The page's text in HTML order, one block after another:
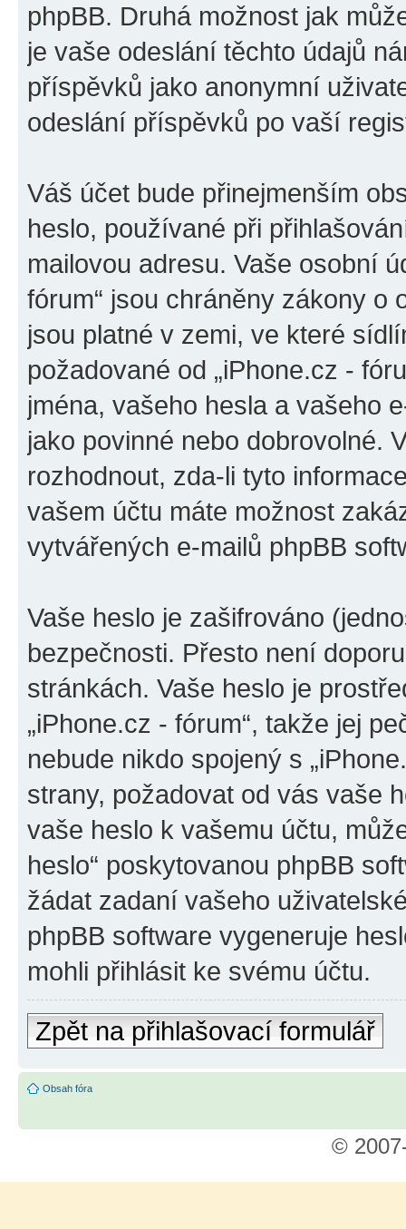
phpBB. Druhá možnost jak
je vaše odeslání těchto údajů
příspěvků jako anonymní
odeslání příspěvků po vaší
Váš účet bude přinejmenším
heslo, používané při
mailovou adresu. Vaše osobní
fórum“ jsou chráněny zákony o
jsou platné v zemi, ve které
požadované od „iPhone.cz -
jména, vašeho hesla a vašeho
jako povinné nebo dobrovolné.
rozhodnout, zda-li tyto
vašem účtu máte možnost
vytvářených e-mailů phpBB
Vaše heslo je zašifrováno
bezpečnosti. Přesto není
stránkách. Vaše heslo je
„iPhone.cz - fórum“, takže jej
nebude nikdo spojený s
strany, požadovat od vás vaše
vaše heslo k vašemu účtu,
heslo“ poskytovanou phpBB
žádat zadaní vašeho
phpBB software vygeneruje
mohli přihlásit ke svému účtu.
Zpět na přihlašovací formulář
Obsah fóra
©